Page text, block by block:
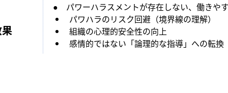
●　パワーハラスメントが存在しない、働きや
パワハラのリスク回避（境界線の理解）
組織の心理的安全性の向上
感情的ではない「論理的な指導」への転換